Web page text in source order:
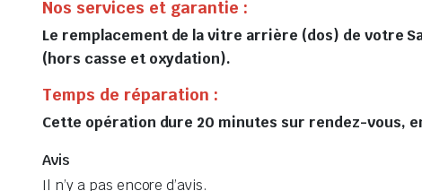
Nos services et garantie :
Le remplacement de la vitre arrière (dos) de votre
(hors casse et oxydation).
Temps de réparation :
Cette opération dure 20 minutes sur rendez-vous,
Avis
Il n’y a pas encore d’avis.